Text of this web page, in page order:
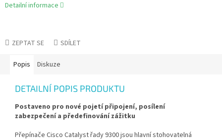
Detailní informace
ZEPTAT SE SDÍLET
Popis Diskuze
DETAILNÍ POPIS PRODUKTU
Postaveno pro nové pojetí připojení, posílení
zabezpečení a předefinování zážitku
Přepínače Cisco Catalyst řady 9300 jsou hlavní stohovatelná